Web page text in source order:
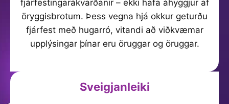
fjárfestingarákvarðanir – ekki hafa áhyggjur af
öryggisbrotum. Þess vegna hjá okkur geturðu
fjárfest með hugarró, vitandi að viðkvæmar
upplýsingar þínar eru öruggar og öruggar.
Sveigjanleiki